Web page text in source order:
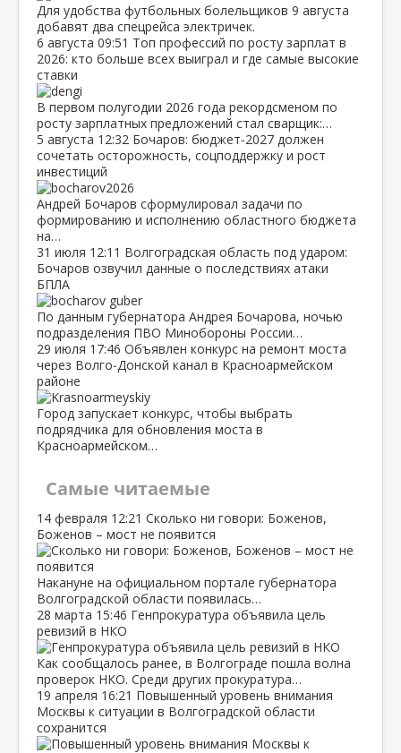
Для удобства футбольных болельщиков 9 августа
добавят два спецрейса электричек.
6 августа 09:51 Топ профессий по росту зарплат в
2026: кто больше всех выиграл и где самые высокие
ставки
В первом полугодии 2026 года рекордсменом по
росту зарплатных предложений стал сварщик:…
5 августа 12:32 Бочаров: бюджет‑2027 должен
сочетать осторожность, соцподдержку и рост
инвестиций
Андрей Бочаров сформулировал задачи по
формированию и исполнению областного бюджета
на…
31 июля 12:11 Волгоградская область под ударом:
Бочаров озвучил данные о последствиях атаки
БПЛА
По данным губернатора Андрея Бочарова, ночью
подразделения ПВО Минобороны России…
29 июля 17:46 Объявлен конкурс на ремонт моста
через Волго‑Донской канал в Красноармейском
районе
Город запускает конкурс, чтобы выбрать
подрядчика для обновления моста в
Красноармейском…
Самые читаемые
14 февраля 12:21 Сколько ни говори: Боженов,
Боженов – мост не появится
Накануне на официальном портале губернатора
Волгоградской области появилась…
28 марта 15:46 Генпрокуратура объявила цель
ревизий в НКО
Как сообщалось ранее, в Волгограде пошла волна
проверок НКО. Среди других прокуратура…
19 апреля 16:21 Повышенный уровень внимания
Москвы к ситуации в Волгоградской области
сохранится